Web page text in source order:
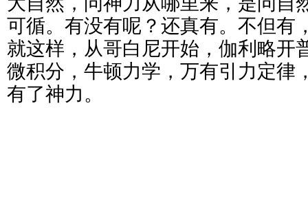
可循。有没有呢？还真有。不但有
就这样，从哥白尼开始，伽利略开
微积分，牛顿力学，万有引力定律
有了神力。